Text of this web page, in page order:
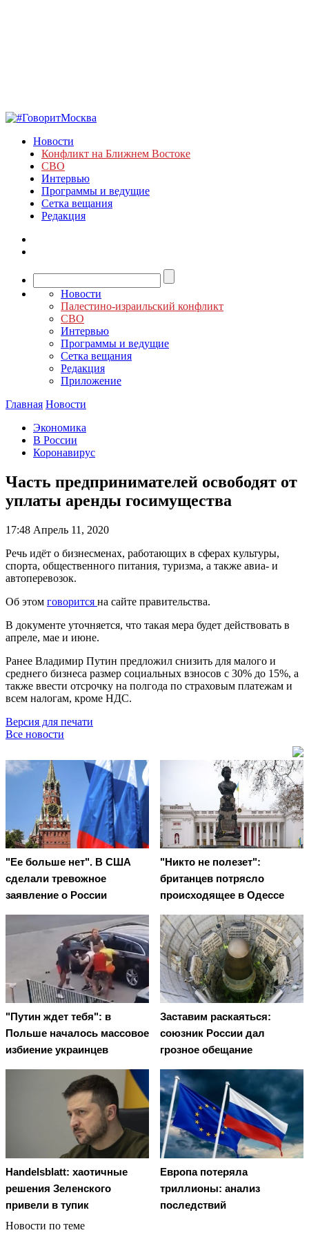
Новости
Конфликт на Ближнем Востоке
СВО
Интервью
Программы и ведущие
Сетка вещания
Редакция
Новости
Палестино-израильский конфликт
СВО
Интервью
Программы и ведущие
Сетка вещания
Редакция
Приложение
Главная Новости
Экономика
В России
Коронавирус
Часть предпринимателей освободят от
уплаты аренды госимущества
17:48 Апрель 11, 2020
Речь идёт о бизнесменах, работающих в сферах культуры,
спорта, общественного питания, туризма, а также авиа- и
автоперевозок.
Об этом говорится на сайте правительства.
В документе уточняется, что такая мера будет действовать в
апреле, мае и июне.
Ранее Владимир Путин предложил снизить для малого и
среднего бизнеса размер социальных взносов с 30% до 15%, а
также ввести отсрочку на полгода по страховым платежам и
всем налогам, кроме НДС.
Версия для печати
Все новости
"Ее больше нет". В США
сделали тревожное
заявление о России
"Никто не полезет":
британцев потрясло
происходящее в Одессе
"Путин ждет тебя": в
Польше началось массовое
избиение украинцев
Заставим раскаяться:
союзник России дал
грозное обещание
Handelsblatt: хаотичные
решения Зеленского
привели в тупик
Европа потеряла
триллионы: анализ
последствий
Новости по теме